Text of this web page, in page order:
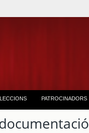
PATROCINADORS